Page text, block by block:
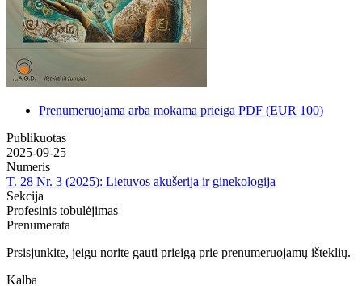
Prenumeruojama arba mokama prieiga PDF (EUR 100)
Publikuotas
2025-09-25
Numeris
T. 28 Nr. 3 (2025): Lietuvos akušerija ir ginekologija
Sekcija
Profesinis tobulėjimas
Prenumerata
Prsisjunkite, jeigu norite gauti prieigą prie prenumeruojamų išteklių.
Kalba